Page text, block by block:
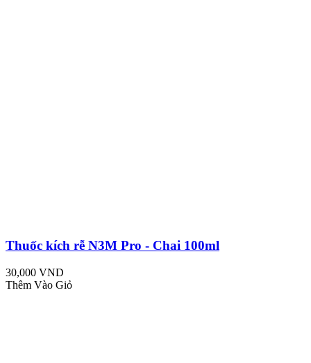
Thuốc kích rễ N3M Pro - Chai 100ml
30,000 VND
Thêm Vào Giỏ